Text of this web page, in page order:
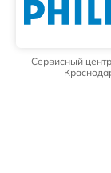
Сервисный